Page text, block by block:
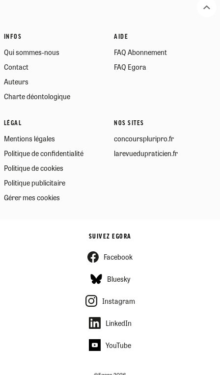
INFOS
Qui sommes-nous
Contact
Auteurs
Charte déontologique
AIDE
FAQ Abonnement
FAQ Egora
LÉGAL
Mentions légales
Politique de confidentialité
Politique de cookies
Politique publicitaire
Gérer mes cookies
NOS SITES
concourspluripro.fr
larevuedupraticien.fr
SUIVEZ EGORA
Facebook
Bluesky
Instagram
LinkedIn
YouTube